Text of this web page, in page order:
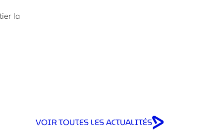
la
VOIR TOUTES LES ACTUALITÉS